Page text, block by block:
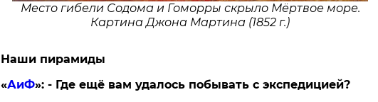
Место гибели Содома и Гоморры скрыло Мёртвое море.
Картина Джона Мартина (1852 г.)
Наши пирамиды
«АиФ»: - Где ещё вам удалось побывать с экспедицией?